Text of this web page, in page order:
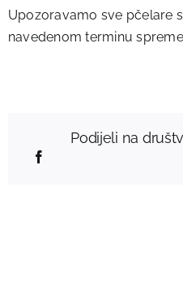
Upozoravamo sve pčelare
navedenom terminu
Podijeli na